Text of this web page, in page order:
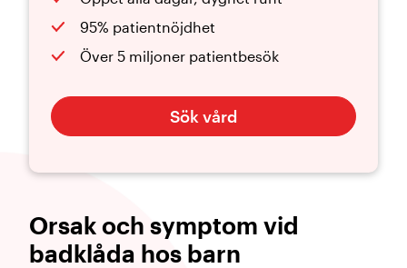
Orsak och symptom vid
badklåda hos barn
95% patientnöjdhet
Över 5 miljoner patientbesök
Sök vård